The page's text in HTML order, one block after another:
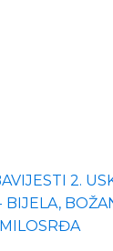
2.
BIJELA,
MILOSRĐA